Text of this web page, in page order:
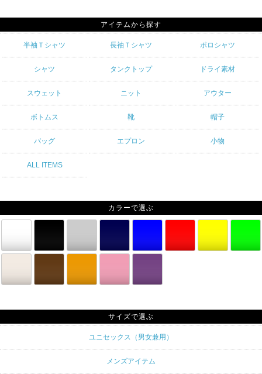
アイテムから探す
半袖Ｔシャツ 長袖Ｔシャツ ポロシャツ
シャツ タンクトップ ドライ素材
スウェット ニット アウター
ボトムス 靴 帽子
バッグ エプロン 小物
ALL ITEMS
カラーで選ぶ
サイズで選ぶ
ユニセックス（男女兼用）
メンズアイテム